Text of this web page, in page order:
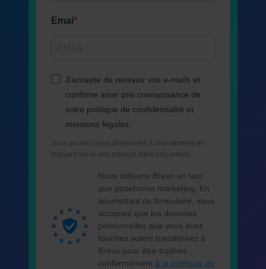
Emai
J'accepte de recevoir vos e-mails et
confirme avoir pris connaissance de
votre politique de confidentialité et
mentions légales.
Vous pouvez vous désinscrire à tout moment en
cliquant sur le lien présent dans nos emails.
Nous utilisons Brevo en tant
que plateforme marketing. En
soumettant ce formulaire, vous
acceptez que les données
personnelles que vous avez
fournies soient transférées à
Brevo pour être traitées
conformément à la politique de